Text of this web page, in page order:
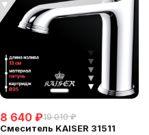
8 640 ₽19 010 ₽
Смеситель KAISER 31511